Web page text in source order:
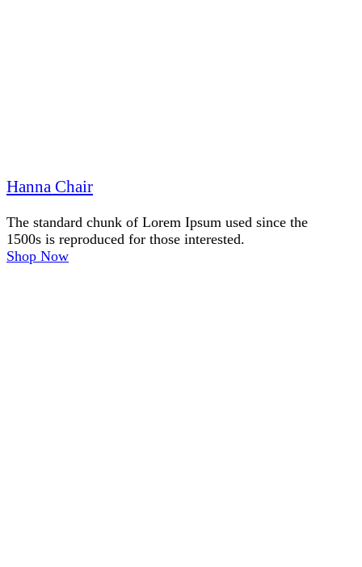
Hanna Chair
The standard chunk of Lorem Ipsum used since the
1500s is reproduced for those interested.
Shop Now